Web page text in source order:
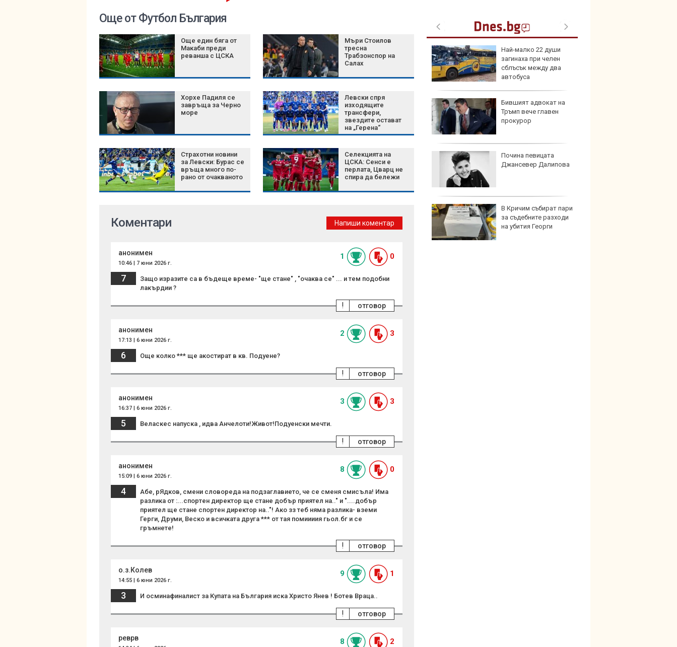
Още от Футбол България
Още един бяга от
Макаби преди
реванша с ЦСКА
Мъри Стоилов
тресна
Трабзонспор на
Салах
Хорхе Падиля се
завръща за Черно
море
Левски спря
изходящите
трансфери,
звездите остават
на „Герена“
Страхотни новини
за Левски: Бурас се
връща много по-
рано от очакваното
Селекцията на
ЦСКА: Сенси е
перлата, Цварц не
спира да бележи
Борисов: България
има огромен
потенциал за дрон
системи
Иран постави нови
условия за
отварянето на
Ормузкия проток
Най-малко 22-ма
загинали при
катастрофа между
два автобуса в Нигер
(ВИДЕО)
години от атомната
бомбардировка
Най-малко 22 души
загинаха при челен
сблъсък между два
автобуса
Бившият адвокат на
Тръмп вече главен
прокурор
Почина певицата
Джансевер Далипова
В Кричим събират пари
за съдебните разходи
на убития Георги
Коментари Напиши коментар
анонимен
10:46 | 7 юни 2026 г.
1 0
7
Защо изразите са в бъдеще време- "ще стане" , "очаква се" ... и тем подобни
лакърдии ?
отговор
!
анонимен
17:13 | 6 юни 2026 г.
2 3
6 Още колко *** ще акостират в кв. Подуене?
отговор
!
анонимен
16:37 | 6 юни 2026 г.
3 3
5 Веласкес напуска , идва Анчелоти!Живот!Подуенски мечти.
отговор
!
анонимен
15:09 | 6 юни 2026 г.
8 0
4
Абе, рЯдков, смени словореда на подзаглавието, че се сменя смисъла! Има
разлика от :...спортен директор ще стане добър приятел на.." и "....добър
приятел ще стане спортен директор на.."! Ако зз теб няма разлика- вземи
Герги, Друми, Веско и всичката друга *** от тая помиииия гьол.бг и се
гръмнете!
отговор
!
о.з.Колев
14:55 | 6 юни 2026 г.
9 1
3 И осминафиналист за Купата на България иска Христо Янев ! Ботев Враца..
отговор
!
реврв 8 2